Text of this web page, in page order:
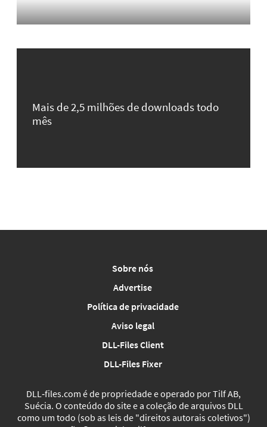
Mais de 2,5 milhões de downloads todo
mês
Sobre nós
Advertise
Política de privacidade
Aviso legal
DLL-Files Client
DLL-Files Fixer
DLL‑files.com é de propriedade e operado por Tilf AB,
Suécia. O conteúdo do site e a coleção de arquivos DLL
como um todo (sob as leis de "direitos autorais coletivos")